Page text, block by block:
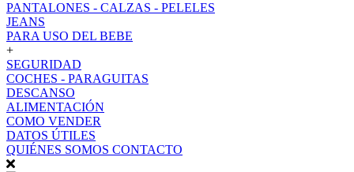
PANTALONES - CALZAS - PELELES
JEANS
PARA USO DEL BEBE
+
SEGURIDAD
COCHES - PARAGUITAS
DESCANSO
ALIMENTACIÓN
COMO VENDER
DATOS ÚTILES
QUIÉNES SOMOS CONTACTO